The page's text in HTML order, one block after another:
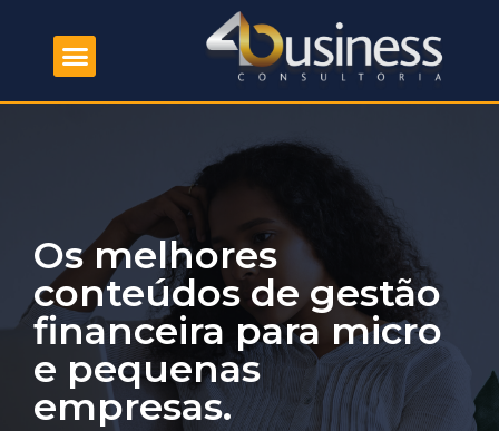
Os melhores
conteúdos de gestão
financeira para micro
e pequenas
empresas.